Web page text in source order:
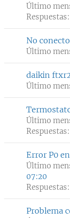
Último
Respuestas:
No
Último
daikin
Último
Último
Respuestas:
Error P0
Último
07:20
Respuestas:
Problema